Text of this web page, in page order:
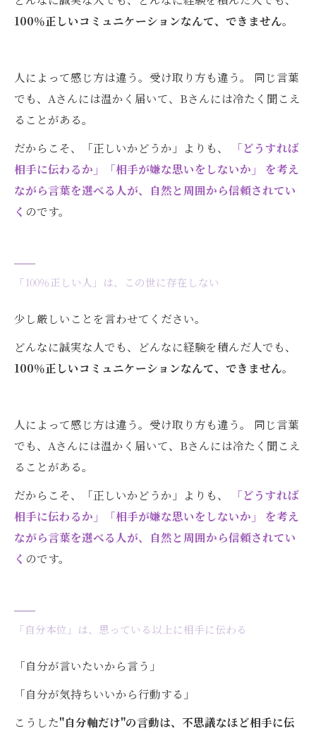
100％正しいコミュニケーションなんて、できません。
人によって感じ方は違う。受け取り方も違う。 同じ言葉
でも、Aさんには温かく届いて、Bさんには冷たく聞こえ
ることがある。
だからこそ、「正しいかどうか」よりも、
「どうすれば
相手に伝わるか」「相手が嫌な思いをしないか」 を考え
ながら言葉を選べる人が、自然と周囲から信頼されてい
く のです。
「100％正しい人」は、この世に存在しない
少し厳しいことを言わせてください。
どんなに誠実な人でも、どんなに経験を積んだ人でも、
100％正しいコミュニケーションなんて、できません。
人によって感じ方は違う。受け取り方も違う。 同じ言葉
でも、Aさんには温かく届いて、Bさんには冷たく聞こえ
ることがある。
だからこそ、「正しいかどうか」よりも、
「どうすれば
相手に伝わるか」「相手が嫌な思いをしないか」 を考え
ながら言葉を選べる人が、自然と周囲から信頼されてい
く のです。
「自分本位」は、思っている以上に相手に伝わる
「自分が言いたいから言う」
「自分が気持ちいいから行動する」
こうした"自分軸だけ"の言動は、不思議なほど相手に伝